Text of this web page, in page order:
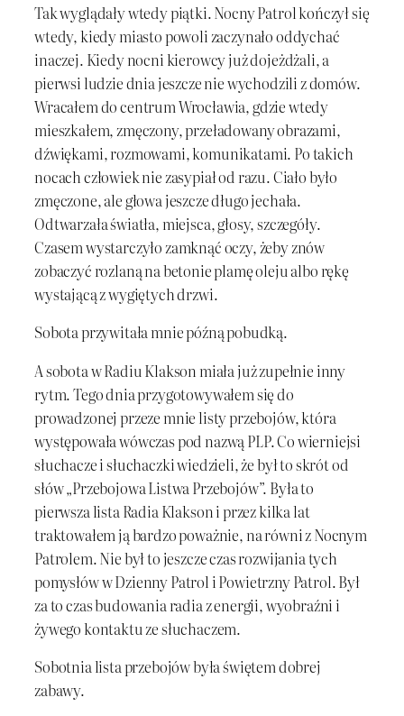
Tak wyglądały wtedy piątki. Nocny Patrol kończył się
wtedy, kiedy miasto powoli zaczynało oddychać
inaczej. Kiedy nocni kierowcy już dojeżdżali, a
pierwsi ludzie dnia jeszcze nie wychodzili z domów.
Wracałem do centrum Wrocławia, gdzie wtedy
mieszkałem, zmęczony, przeładowany obrazami,
dźwiękami, rozmowami, komunikatami. Po takich
nocach człowiek nie zasypiał od razu. Ciało było
zmęczone, ale głowa jeszcze długo jechała.
Odtwarzała światła, miejsca, głosy, szczegóły.
Czasem wystarczyło zamknąć oczy, żeby znów
zobaczyć rozlaną na betonie plamę oleju albo rękę
wystającą z wygiętych drzwi.
Sobota przywitała mnie późną pobudką.
A sobota w Radiu Klakson miała już zupełnie inny
rytm. Tego dnia przygotowywałem się do
prowadzonej przeze mnie listy przebojów, która
występowała wówczas pod nazwą PLP. Co wierniejsi
słuchacze i słuchaczki wiedzieli, że był to skrót od
słów „Przebojowa Listwa Przebojów”. Była to
pierwsza lista Radia Klakson i przez kilka lat
traktowałem ją bardzo poważnie, na równi z Nocnym
Patrolem. Nie był to jeszcze czas rozwijania tych
pomysłów w Dzienny Patrol i Powietrzny Patrol. Był
za to czas budowania radia z energii, wyobraźni i
żywego kontaktu ze słuchaczem.
Sobotnia lista przebojów była świętem dobrej
zabawy.